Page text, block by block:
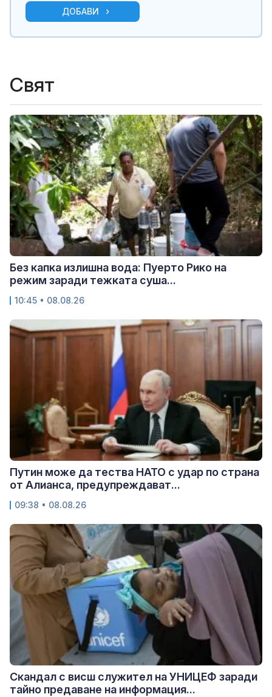
ДОБАВИ
Свят
Без капка излишна вода: Пуерто Рико на
режим заради тежката суша...
10:45 • 08.08.26
Путин може да тества НАТО с удар по страна
от Алианса, предупреждават...
09:38 • 08.08.26
Скандал с висш служител на УНИЦЕФ заради
тайно предаване на информация...